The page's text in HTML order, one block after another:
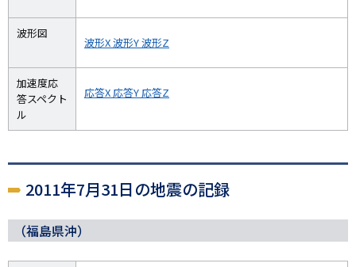
波形図
波形X波形Y波形Z
加速度応
答スペクト
ル
応答X 応答Y 応答Z
2011年7月31日の地震の記録
（福島県沖）